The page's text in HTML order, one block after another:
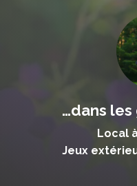
…dans
Local
Jeux